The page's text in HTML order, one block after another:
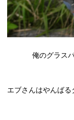
俺のグラス
エブさんはやんばる